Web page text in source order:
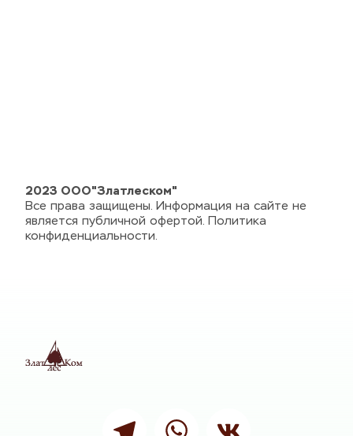
2023 ООО"Златлеском"
Все права защищены. Информация на сайте не
является публичной офертой. Политика
конфиденциальности.